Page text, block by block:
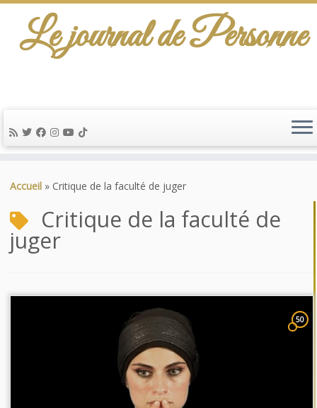
au
Le journal de Personne
Accueil » Critique de la faculté de juger
Critique de la faculté de
juger
50